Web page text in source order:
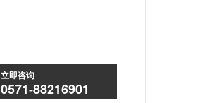
立即咨询
0571-88216901